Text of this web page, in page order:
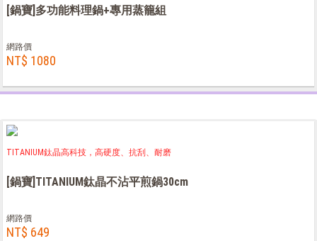
[鍋寶]多功能料理鍋+專用蒸籠組
網路價
NT$ 1080
TITANIUM鈦晶高科技，高硬度、抗刮、耐磨
[鍋寶]TITANIUM鈦晶不沾平煎鍋30cm
網路價
NT$ 649